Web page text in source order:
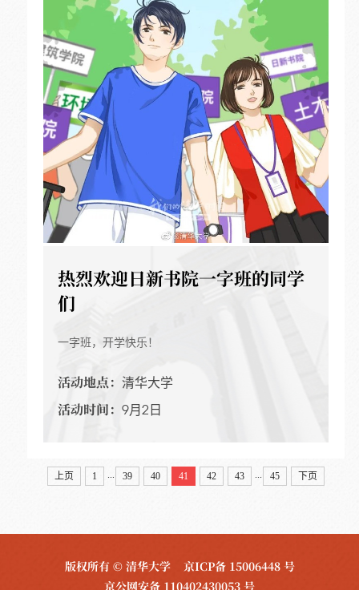
热烈欢迎日新书院一字班的同学
们
一字班，开学快乐！
活动地点：清华大学
活动时间：9月2日
上页 1 ... 39 40 41 42 43 ... 45 下页
版权所有 © 清华大学
京ICP备 15006448 号
京公网安备 110402430053 号